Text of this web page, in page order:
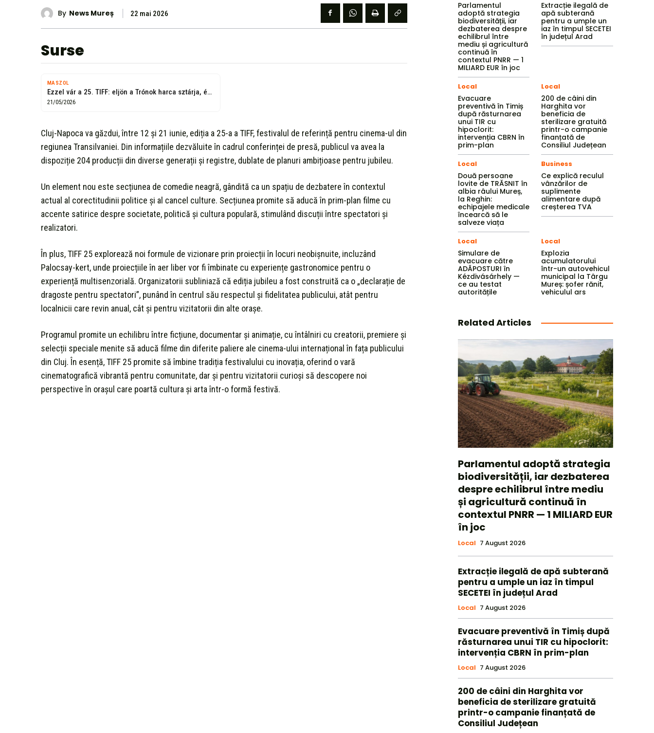
By News Mureș 22 mai 2026
Surse
MASZOL
Ezzel vár a 25. TIFF: eljön a Trónok harca sztárja, és fekete...
21/05/2026
Cluj-Napoca va găzdui, între 12 și 21 iunie, ediția a 25-a a TIFF, festivalul de referință pentru cinema-ul din
regiunea Transilvaniei. Din informațiile dezvăluite în cadrul conferinței de presă, publicul va avea la
dispoziție 204 producții din diverse generații și registre, dublate de planuri ambițioase pentru jubileu.
Un element nou este secțiunea de comedie neagră, gândită ca un spațiu de dezbatere în contextul
actual al corectitudinii politice și al cancel culture. Secțiunea promite să aducă în prim-plan filme cu
accente satirice despre societate, politică și cultura populară, stimulând discuții între spectatori și
realizatori.
În plus, TIFF 25 explorează noi formule de vizionare prin proiecții în locuri neobișnuite, incluzând
Palocsay-kert, unde proiecțiile în aer liber vor fi îmbinate cu experiențe gastronomice pentru o
experiență multisenzorială. Organizatorii subliniază că ediția jubileu a fost construită ca o „declarație de
dragoste pentru spectatori”, punând în centrul său respectul și fidelitatea publicului, atât pentru
localnicii care revin anual, cât și pentru vizitatorii din alte orașe.
Programul promite un echilibru între ficțiune, documentar și animație, cu întâlniri cu creatorii, premiere și
selecții speciale menite să aducă filme din diferite paliere ale cinema-ului internațional în fața publicului
din Cluj. În esență, TIFF 25 promite să îmbine tradiția festivalului cu inovația, oferind o vară
cinematografică vibrantă pentru comunitate, dar și pentru vizitatorii curioși să descopere noi
perspective în orașul care poartă cultura și arta într-o formă festivă.
Parlamentul
adoptă strategia
biodiversității, iar
dezbaterea despre
echilibrul între
mediu și agricultură
continuă în
contextul PNRR — 1
MILIARD EUR în joc
Extracție ilegală de
apă subterană
pentru a umple un
iaz în timpul SECETEI
în județul Arad
Local
Evacuare
preventivă în Timiș
după răsturnarea
unui TIR cu
hipoclorit:
intervenția CBRN în
prim-plan
Local
200 de câini din
Harghita vor
beneficia de
sterilizare gratuită
printr-o campanie
finanțată de
Consiliul Județean
Local
Două persoane
lovite de TRĂSNIT în
albia râului Mureș,
la Reghin:
echipajele medicale
încearcă să le
salveze viața
Business
Ce explică reculul
vânzărilor de
suplimente
alimentare după
creșterea TVA
Local
Simulare de
evacuare către
ADĂPOSTURI în
Kézdivásárhely —
ce au testat
autoritățile
Local
Explozia
acumulatorului
într-un autovehicul
municipal la Târgu
Mureș: șofer rănit,
vehiculul ars
Related Articles
Parlamentul adoptă strategia
biodiversității, iar dezbaterea
despre echilibrul între mediu
și agricultură continuă în
contextul PNRR — 1 MILIARD EUR
în joc
Local 7 August 2026
Extracție ilegală de apă subterană
pentru a umple un iaz în timpul
SECETEI în județul Arad
Local 7 August 2026
Evacuare preventivă în Timiș după
răsturnarea unui TIR cu hipoclorit:
intervenția CBRN în prim-plan
Local 7 August 2026
200 de câini din Harghita vor
beneficia de sterilizare gratuită
printr-o campanie finanțată de
Consiliul Județean